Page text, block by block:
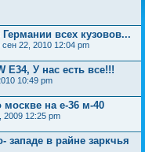
всех кузовов...
22, 2010 12:04 pm
E34, У нас есть все!!!
10:49 pm
москве на е-36 м-40
2009 12:25 pm
западе в райне заркчья